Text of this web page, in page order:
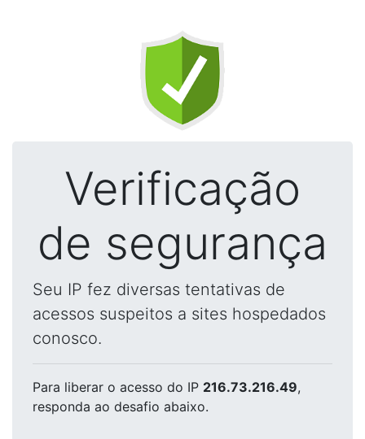
Verificação
de segurança
Seu IP fez diversas tentativas de
acessos suspeitos a sites hospedados
conosco.
Para liberar o acesso do IP 216.73.216.49,
responda ao desafio abaixo.